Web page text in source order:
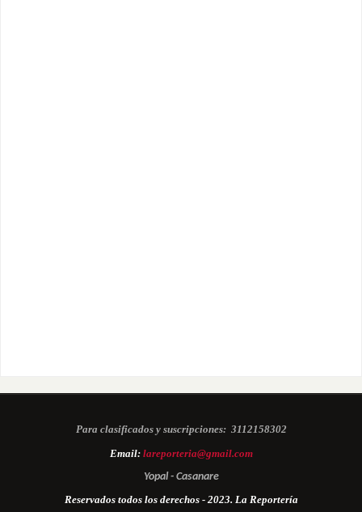
Para clasificados y suscripciones: 3112158302
Email: lareporteria@gmail.com
Yopal - Casanare
Reservados todos los derechos - 2023. La Reportería